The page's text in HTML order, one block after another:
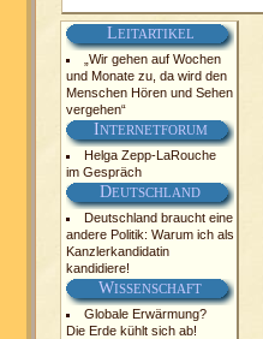
LEITARTIKEL
„Wir gehen auf Wochen
und Monate zu, da wird den
Menschen Hören und Sehen
vergehen“
INTERNETFORUM
Helga Zepp-LaRouche
im Gespräch
DEUTSCHLAND
Deutschland braucht eine
andere Politik: Warum ich als
Kanzlerkandidatin
kandidiere!
WISSENSCHAFT
Globale Erwärmung?
Die Erde kühlt sich ab!